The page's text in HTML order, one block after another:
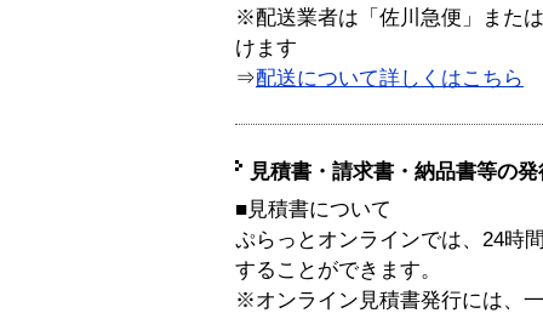
※配送業者は「佐川急便」また
けます
⇒配送について詳しくはこちら
見積書・請求書・納品書等の
■見積書について
ぷらっとオンラインでは、24時
することができます。
※オンライン見積書発行には、